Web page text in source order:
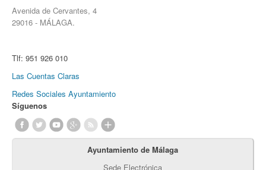
Avenida de Cervantes, 4
29016 - MÁLAGA.
Tlf: 951 926 010
Las Cuentas Claras
Redes Sociales Ayuntamiento
Síguenos
Ayuntamiento de Málaga
Sede Electrónica